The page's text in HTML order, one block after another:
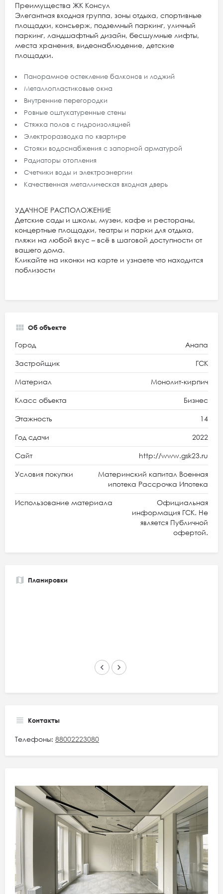
Преимущества ЖК Консул
Элегантная входная группа, зоны отдыха, спортивные
площадки, консьерж, подземный паркинг, уличный
паркинг, ландшафтный дизайн, бесшумные лифты,
места хранения, видеонаблюдение, детские
площадки.
Панорамное остекление балконов и лоджий
Металлопластиковые окна
Внутренние перегородки
Ровные оштукатуренные стены
Стяжка полов с гидроизоляцией
Электроразводка по квартире
Стояки водоснабжения с запорной арматурой
Радиаторы отопления
Счетчики воды и электроэнергии
Качественная металлическая входная дверь
УДАЧНОЕ РАСПОЛОЖЕНИЕ
Детские сады и школы, музеи, кафе и рестораны,
концертные площадки, театры и парки для отдыха,
пляжи на любой вкус – всё в шаговой доступности от
вашего дома.
Кликайте на иконки на карте и узнаете что находится
поблизости
Об объекте
Город Анапа
Застройщик ГСК
Материал Монолит-кирпич
Класс объекта Бизнес
Этажность 14
Год сдачи 2022
Сайт http://www.gsk23.ru
Условия покупки
Материнский капитал Военная
ипотека Рассрочка Ипотека
Использование материала
Официальная
информация ГСК. Не
является Публичной
офертой.
Планировки
keyboard_arrow_left keyboard_arrow_right
Контакты
Телефоны: 88002223080